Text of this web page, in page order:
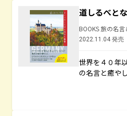
道しるべと
BOOKS 旅の名言
2022.11.04 発売
世界を４０年
の名言と癒や